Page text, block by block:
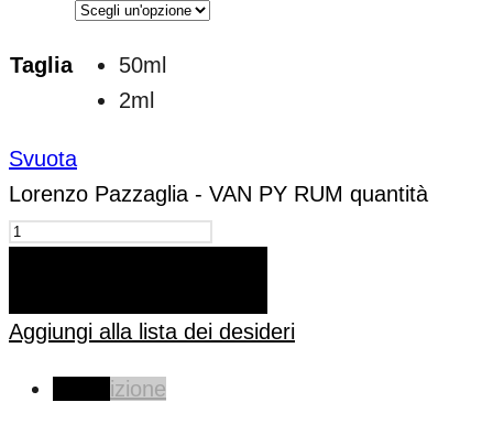
Taglia
50ml
2ml
Svuota
Lorenzo Pazzaglia - VAN PY RUM quantità
Aggiungi alla lista dei desideri
Descrizione